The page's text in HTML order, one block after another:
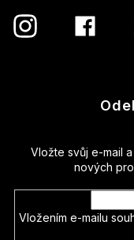
Vložte svůj e-mail
nových
Vložením e-mailu